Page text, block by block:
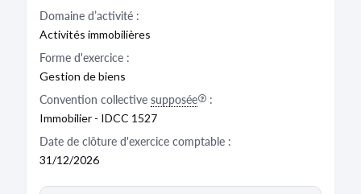
Domaine d’activité :
Activités immobilières
Forme d'exercice :
Gestion de biens
Convention collective supposée
:
Immobilier - IDCC 1527
Date de clôture d'exercice comptable :
31/12/2026